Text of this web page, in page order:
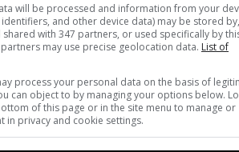
significa tu número de
will be processed and information from your
and other device data) may be stored by,
shared with 347 partners, or used specifically by
may use precise geolocation data. List of
process your personal data on the basis of
can object to by managing your options below.
of this page or in the site menu to manage or
in privacy and cookie settings.